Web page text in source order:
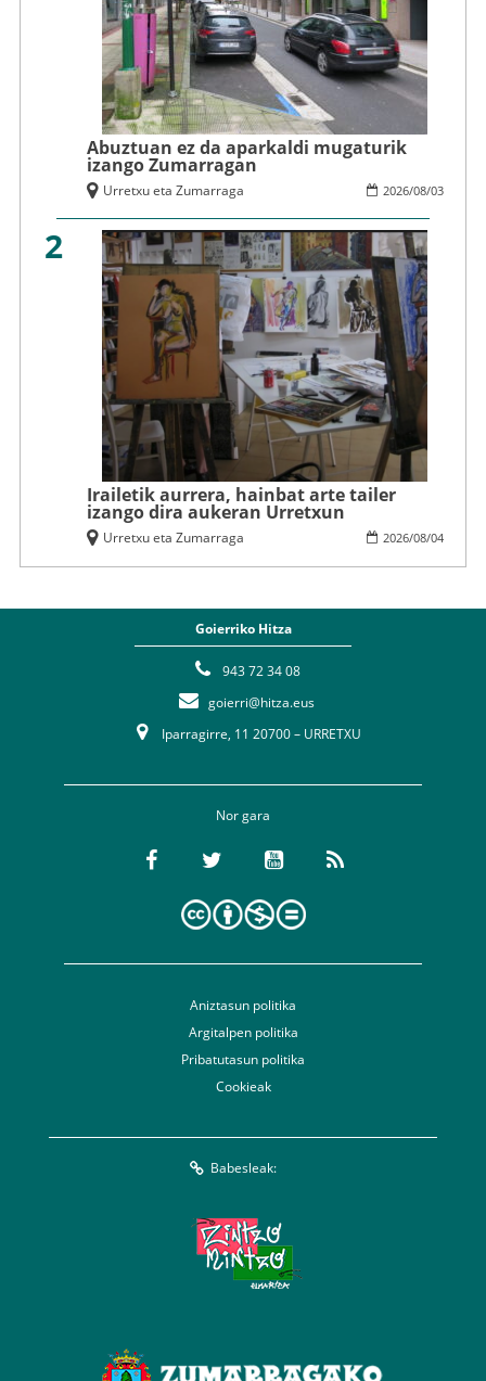
Abuztuan ez da aparkaldi mugaturik
izango Zumarragan
2026/08/03
Urretxu eta Zumarraga
2
Irailetik aurrera, hainbat arte tailer
izango dira aukeran Urretxun
2026/08/04
Urretxu eta Zumarraga
Goierriko Hitza
943 72 34 08
goierri@hitza.eus
Iparragirre, 11 20700 – URRETXU
Nor gara
Aniztasun politika
Argitalpen politika
Pribatutasun politika
Cookieak
Babesleak: